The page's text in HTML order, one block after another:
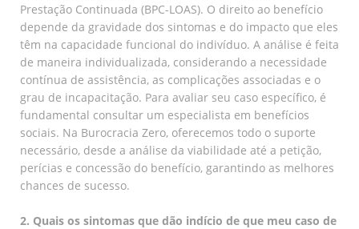
Prestação Continuada (BPC-LOAS). O direito ao benefício
depende da gravidade dos sintomas e do impacto que eles
têm na capacidade funcional do indivíduo. A análise é feita
de maneira individualizada, considerando a necessidade
contínua de assistência, as complicações associadas e o
grau de incapacitação. Para avaliar seu caso específico, é
fundamental consultar um especialista em benefícios
sociais. Na Burocracia Zero, oferecemos todo o suporte
necessário, desde a análise da viabilidade até a petição,
perícias e concessão do benefício, garantindo as melhores
chances de sucesso.
2. Quais os sintomas que dão indício de que meu caso de